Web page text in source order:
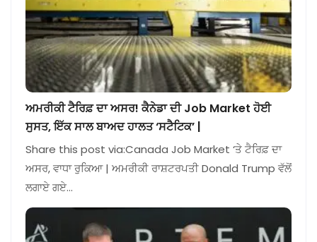
ਅਮਰੀਕੀ ਟੈਰਿਫ਼ ਦਾ ਅਸਰ! ਕੈਨੇਡਾ ਦੀ Job Market ਹੋਈ
ਸੁਸਤ, ਇੱਕ ਸਾਲ ਬਾਅਦ ਹਾਲਤ ‘ਸਟੈਟਿਕ’ |
Share this post via:Canada Job Market ‘ਤੇ ਟੈਰਿਫ਼ ਦਾ
ਅਸਰ, ਵਾਧਾ ਰੁਕਿਆ | ਅਮਰੀਕੀ ਰਾਸ਼ਟਰਪਤੀ Donald Trump ਵੱਲੋਂ
ਲਗਾਏ ਗਏ…